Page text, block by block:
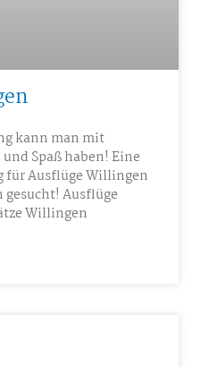
kann man mit
Spaß haben! Eine
für Ausflüge Willingen
gesucht! Ausflüge
Willingen